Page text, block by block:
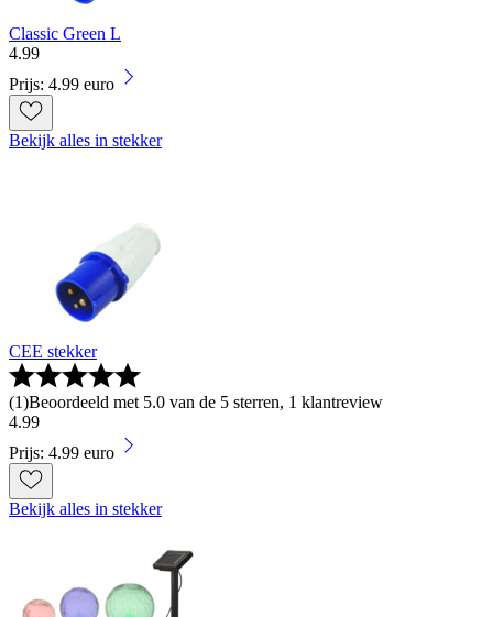
Classic Green L
4.99
Prijs: 4.99 euro
Bekijk alles in stekker
CEE stekker
(1)Beoordeeld met 5.0 van de 5 sterren, 1 klantreview
4.99
Prijs: 4.99 euro
Bekijk alles in stekker